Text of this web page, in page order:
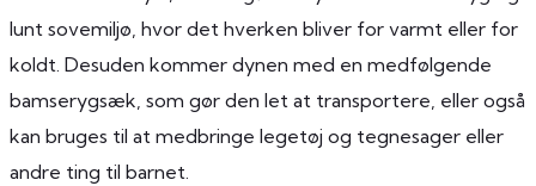
lunt sovemiljø, hvor det hverken bliver for varmt eller for
koldt. Desuden kommer dynen med en medfølgende
bamserygsæk, som gør den let at transportere, eller også
kan bruges til at medbringe legetøj og tegnesager eller
andre ting til barnet.